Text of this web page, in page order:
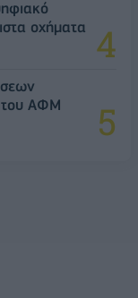
οχήματα
του ΑΦΜ